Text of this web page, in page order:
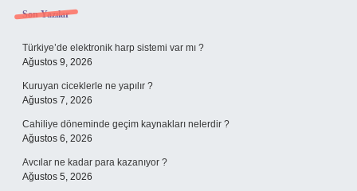
Sidebar
Son Yazılar
Türkiye’de elektronik harp sistemi var mı ?
Ağustos 9, 2026
Kuruyan ciceklerle ne yapılır ?
Ağustos 7, 2026
Cahiliye döneminde geçim kaynakları nelerdir ?
Ağustos 6, 2026
Avcılar ne kadar para kazanıyor ?
Ağustos 5, 2026